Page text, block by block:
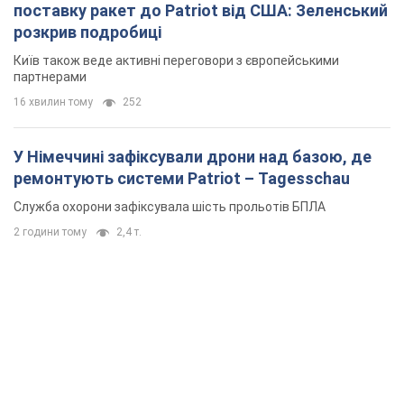
поставку ракет до Patriot від США: Зеленський
розкрив подробиці
Київ також веде активні переговори з європейськими
партнерами
16 хвилин тому 252
У Німеччині зафіксували дрони над базою, де
ремонтують системи Patriot – Tagesschau
Служба охорони зафіксувала шість прольотів БПЛА
2 години тому 2,4 т.